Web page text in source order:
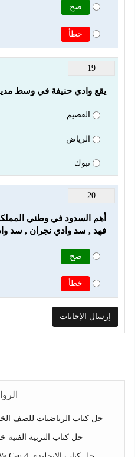
صح
خطأ
19
يقع وادي حنيفة في وسط
القصيم
الرياض
تبوك
20
فهد , سد وادي نجران , سد
صح
خطأ
حل كتاب الرياضيات للصف
حل كتاب التربية الفنية